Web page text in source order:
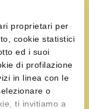
proprietari per
cookie statistici
ed i suoi
di profilazione
in linea con le
o
ti invitiamo a